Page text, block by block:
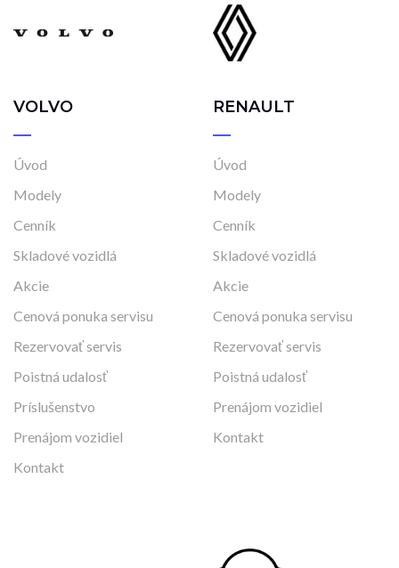
VOLVO
Úvod
Modely
Cenník
Skladové vozidlá
Akcie
Cenová ponuka servisu
Rezervovať servis
Poistná udalosť
Príslušenstvo
Prenájom vozidiel
Kontakt
RENAULT
Úvod
Modely
Cenník
Skladové vozidlá
Akcie
Cenová ponuka servisu
Rezervovať servis
Poistná udalosť
Prenájom vozidiel
Kontakt